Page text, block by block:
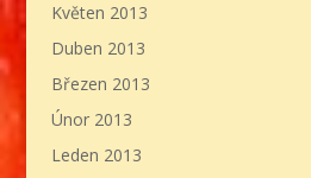
Květen 2013
Duben 2013
Březen 2013
Únor 2013
Leden 2013